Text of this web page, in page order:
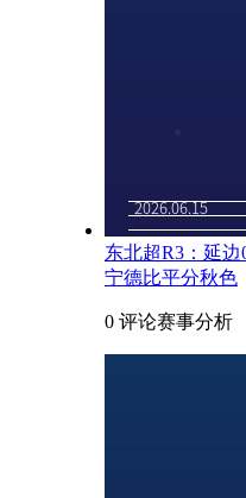
东北超R3：延
宁德比平分秋色
0 评论赛事分析